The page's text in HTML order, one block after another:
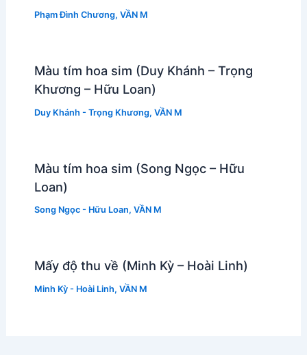
Phạm Đình Chương, VẦN M
Màu tím hoa sim (Duy Khánh – Trọng
Khương – Hữu Loan)
Duy Khánh - Trọng Khương, VẦN M
Màu tím hoa sim (Song Ngọc – Hữu
Loan)
Song Ngọc - Hữu Loan, VẦN M
Mấy độ thu về (Minh Kỳ – Hoài Linh)
Minh Kỳ - Hoài Linh, VẦN M